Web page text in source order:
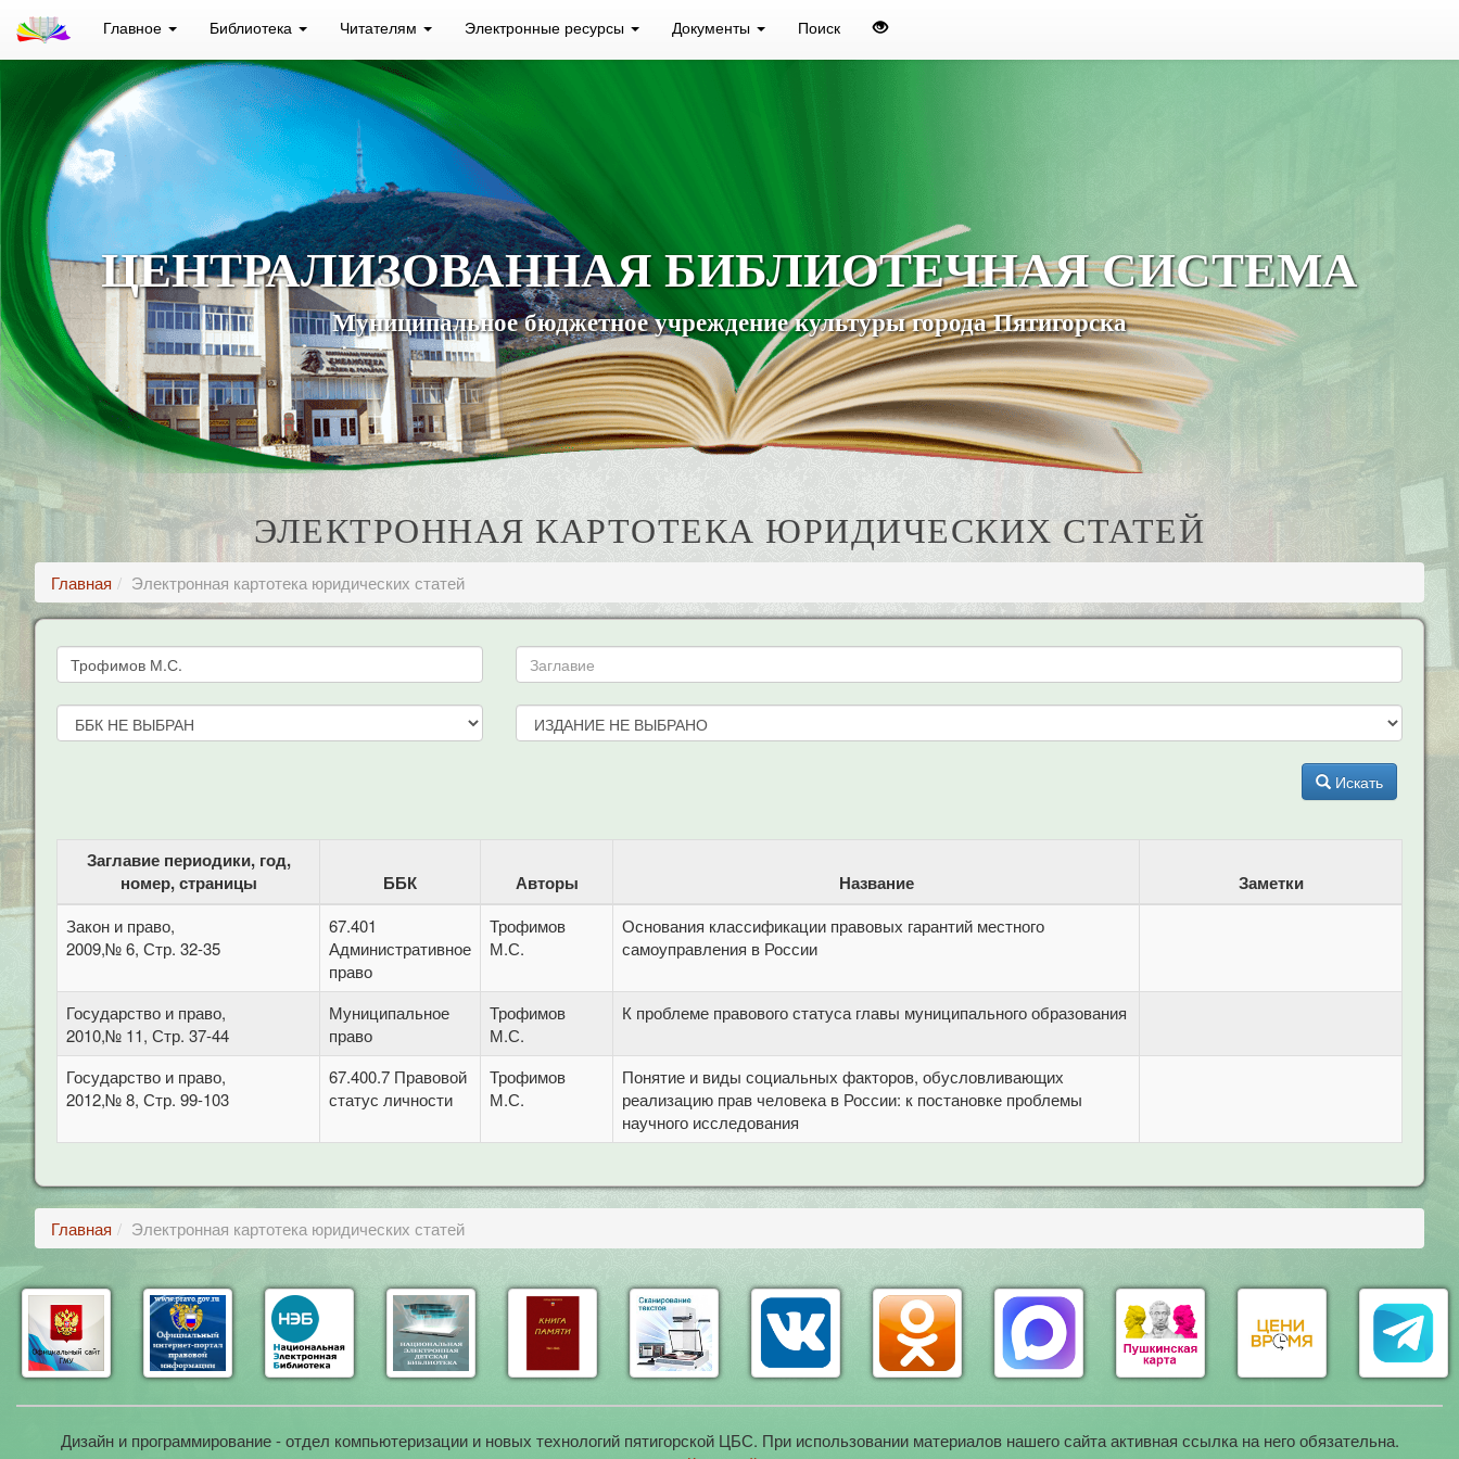
Главное Библиотека Читателям Электронные ресурсы Документы Поиск
ЦЕНТРАЛИЗОВАННАЯ БИБЛИОТЕЧНАЯ СИСТЕМА
Муниципальное бюджетное учреждение культуры города Пятигорска
ЭЛЕКТРОННАЯ КАРТОТЕКА ЮРИДИЧЕСКИХ СТАТЕЙ
Главная Электронная картотека юридических статей
Искать
Заглавие периодики, год,
номер, страницы
ББК Авторы Название Заметки
Закон и право,
2009,№ 6, Стр. 32-35
67.401
Административное
право
Трофимов
М.С.
Основания классификации правовых гарантий местного
самоуправления в России
Государство и право,
2010,№ 11, Стр. 37-44
Муниципальное
право
Трофимов
М.С.
К проблеме правового статуса главы муниципального образования
Государство и право,
2012,№ 8, Стр. 99-103
67.400.7 Правовой
статус личности
Трофимов
М.С.
Понятие и виды социальных факторов, обусловливающих
реализацию прав человека в России: к постановке проблемы
научного исследования
Главная Электронная картотека юридических статей
Дизайн и программирование - отдел компьютеризации и новых технологий пятигорской ЦБС. При использовании материалов нашего сайта активная ссылка на него обязательна.